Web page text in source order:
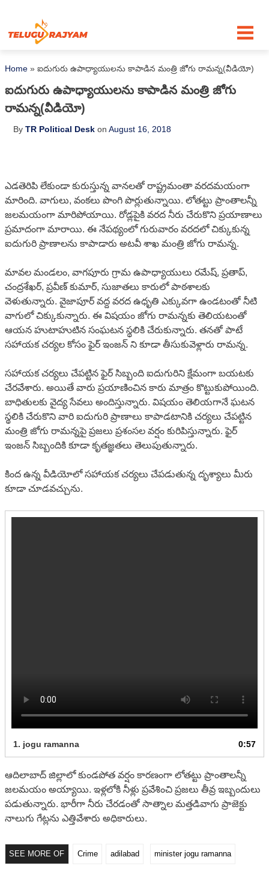
Home » ఐదుగురు ఉపాధ్యాయులను కాపాడిన మంత్రి జోగు రామన్న(వీడియో)
ఐదుగురు ఉపాధ్యాయులను కాపాడిన మంత్రి జోగు
రామన్న(వీడియో)
ByTR Political Desk onAugust 16, 2018
ఎడతెరిపి లేకుండా కురుస్తున్న వానలతో రాష్ట్రమంతా వరదమయంగా
మారింది. వాగులు, వంకలు పొంగి పొర్లుతున్నాయి. లోతట్టు ప్రాంతాలన్నీ
జలమయంగా మారిపోయాయి. రోడ్లపైకి వరద నీరు చేరుకొని ప్రయాణాలు
ప్రమాదంగా మారాయి. ఈ నేపథ్యంలో గురువారం వరదలో చిక్కుకున్న
ఐదుగురి ప్రాణాలను కాపాడారు అటవీ శాఖ మంత్రి జోగు రామన్న.
మావల మండలం, వాగపూరు గ్రామ ఉపాధ్యాయులు రమేష్, ప్రతాప్,
చంద్రశేఖర్, ప్రవీణ్ కుమార్, సుజాతలు కారులో పాఠశాలకు
వెళుతున్నారు. వైజాపూర్ వద్ద వరద ఉధృతి ఎక్కువగా ఉండటంతో నీటి
వాగులో చిక్కుకున్నారు. ఈ విషయం జోగు రామన్నకు తెలియటంతో
ఆయన హుటాహుటిన సంఘటన స్థలికి చేరుకున్నారు. తనతో పాటే
సహాయక చర్యల కోసం ఫైర్ ఇంజన్ ని కూడా తీసుకువెళ్లారు రామన్న.
సహాయక చర్యలు చేపట్టిన ఫైర్ సిబ్బంది ఐదుగురిని క్షేమంగా బయటకు
చేరవేశారు. అయితే వారు ప్రయాణించిన కారు మాత్రం కొట్టుకుపోయింది.
బాధితులకు వైద్య సేవలు అందిస్తున్నారు. విషయం తెలియగానే ఘటన
స్థలికి చేరుకొని వారి ఐదుగురి ప్రాణాలు కాపాడటానికి చర్యలు చేపట్టిన
మంత్రి జోగు రామన్నపై ప్రజలు ప్రశంసల వర్షం కురిపిస్తున్నారు. ఫైర్
ఇంజన్ సిబ్బందికి కూడా కృతజ్ఞతలు తెలుపుతున్నారు.
కింద ఉన్న వీడియోలో సహాయక చర్యలు చేపడుతున్న దృశ్యాలు మీరు
కూడా చూడవచ్చును.
1. jogu ramanna 0:57
ఆదిలాబాద్ జిల్లాలో కుండపోత వర్షం కారణంగా లోతట్టు ప్రాంతాలన్నీ
జలమయం అయ్యాయి. ఇళ్లలోకి నీళ్లు ప్రవేశించి ప్రజలు తీవ్ర ఇబ్బందులు
పడుతున్నారు. భారీగా నీరు చేరడంతో సాత్నాల మత్తడివాగు ప్రాజెక్టు
నాలుగు గేట్లను ఎత్తివేశారు అధికారులు.
SEE MORE OF Crime adilabad minister jogu ramanna